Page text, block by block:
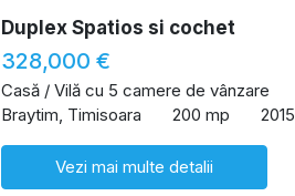
Duplex Spatios si cochet
328,000 €
Casă / Vilă cu 5 camere de vânzare
Braytim, Timisoara
200 mp 2015
Vezi mai multe detalii